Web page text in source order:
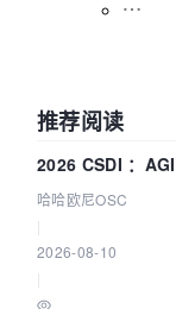
推荐阅读
2026 CSDI ：
耕企业
哈哈欧尼OSC
2026-08-10